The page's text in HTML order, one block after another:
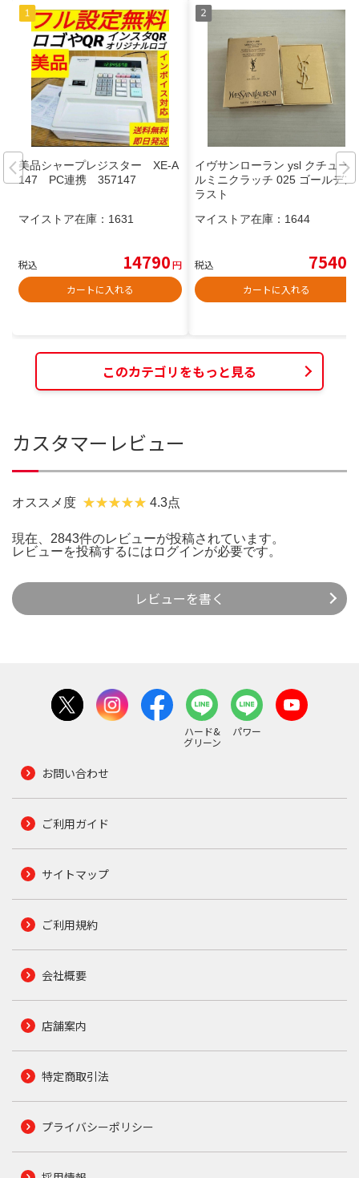
美品シャープレジスター XE-A
147 PC連携 357147
マイストア在庫： 1631
税込 14790円
カートに入れる
イヴサンローラン ysl クチュー
ルミニクラッチ 025 ゴールデン
ラスト
マイストア在庫： 1644
税込 7540
カートに入れる
このカテゴリをもっと見る
カスタマーレビュー
オススメ度 4.3点
現在、2843件のレビューが投稿されています。
レビューを投稿するには ログインが必要です。
レビューを書く
ハード&
グリーン
パワー
お問い合わせ
ご利用ガイド
サイトマップ
ご利用規約
会社概要
店舗案内
特定商取引法
プライバシーポリシー